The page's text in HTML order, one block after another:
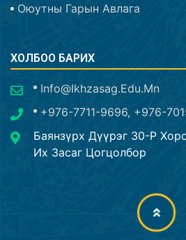
Оюутны Гарын Авлага
ХОЛБОО БАРИХ
Info@ikhzasag.edu.mn
+976-7711-9696, +976-
Баянзүрх Дүүрэг 30-Р
Их Засаг Цогцолбор